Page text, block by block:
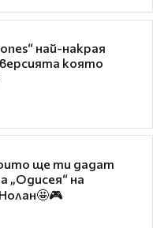
най-накрая
версията която
ще ти дадат
„Одисея“ на